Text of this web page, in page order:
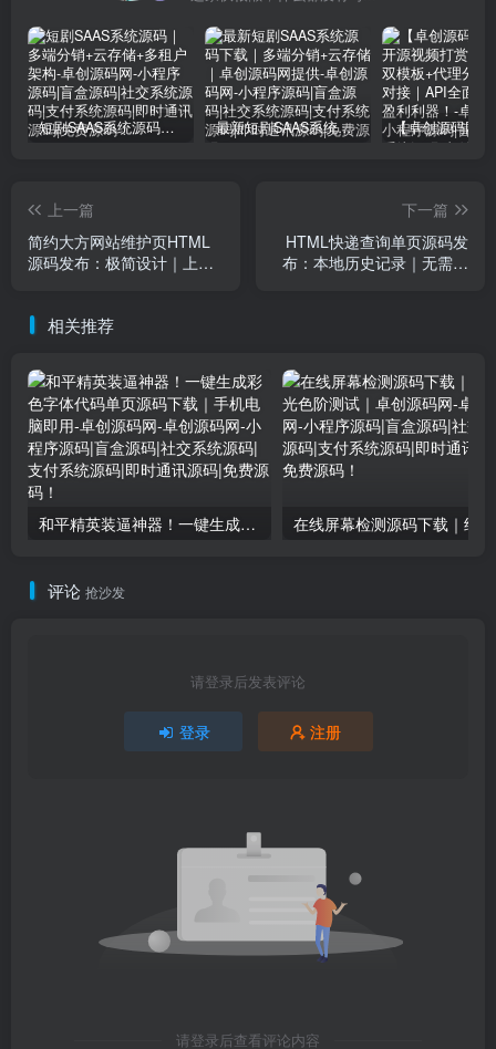
短剧SAAS系统源码｜多端分销+云存储+多租户架构 最新短剧SAAS系统源码下载｜多端分销+云存储｜卓创源码网提供
上一篇
简约大方网站维护页HTML
源码发布：极简设计｜上传
下一篇
HTML快递查询单页源码发
布：本地历史记录｜无需数
相关推荐
和平精英装逼神器！一键生成彩色字体代码单页源码下载｜手机电脑即用-卓创源码网
评论 抢沙发
请登录后发表评论
登录 注册
请登录后查看评论内容